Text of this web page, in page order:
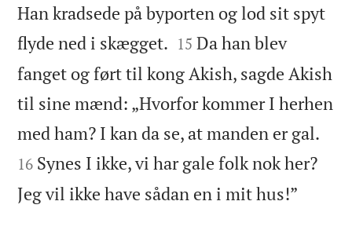
Han kradsede på byporten og lod sit spyt
flyde ned i skægget. 

15 Da han blev
fanget og ført til kong Akish, sagde Akish
til sine mænd: „Hvorfor kommer I herhen
med ham? I kan da se, at manden er gal.
16 Synes I ikke, vi har gale folk nok her?
Jeg vil ikke have sådan en i mit hus!”